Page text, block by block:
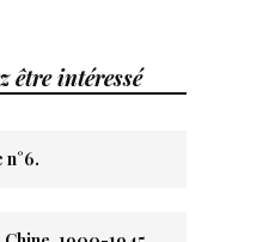
être intéressé